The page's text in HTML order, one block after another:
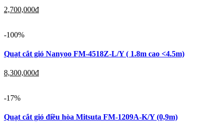
2,700,000đ
-100%
Quạt cắt gió Nanyoo FM-4518Z-L/Y ( 1.8m cao <4.5m)
8,300,000đ
-17%
Quạt cắt gió điều hòa Mitsuta FM-1209A-K/Y (0,9m)